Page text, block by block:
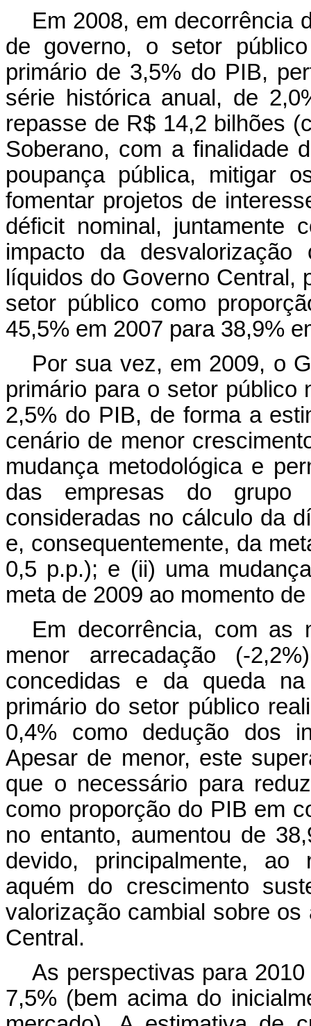
Em 2008, em decorrência
de governo, o setor
primário de 3,5% do PIB,
série histórica anual, de
repasse de R$ 14,2 bilhões
Soberano, com a finalidade
poupança pública, mitigar
fomentar projetos de
déficit nominal, juntamente
impacto da
líquidos do Governo Central,
setor público como
45,5% em 2007 para 38,9%
Por sua vez, em 2009, o
primário para o setor público
2,5% do PIB, de forma a
cenário de menor
mudança metodológica e
das empresas do grupo
consideradas no cálculo da
e, consequentemente, da
0,5 p.p.); e (ii) uma
meta de 2009 ao momento
Em decorrência, com as
menor arrecadação (-
concedidas e da queda
primário do setor público
0,4% como dedução dos
Apesar de menor, este
que o necessário para
como proporção do PIB em
no entanto, aumentou de
devido, principalmente,
aquém do crescimento
valorização cambial sobre
Central.
As perspectivas para
7,5% (bem acima do